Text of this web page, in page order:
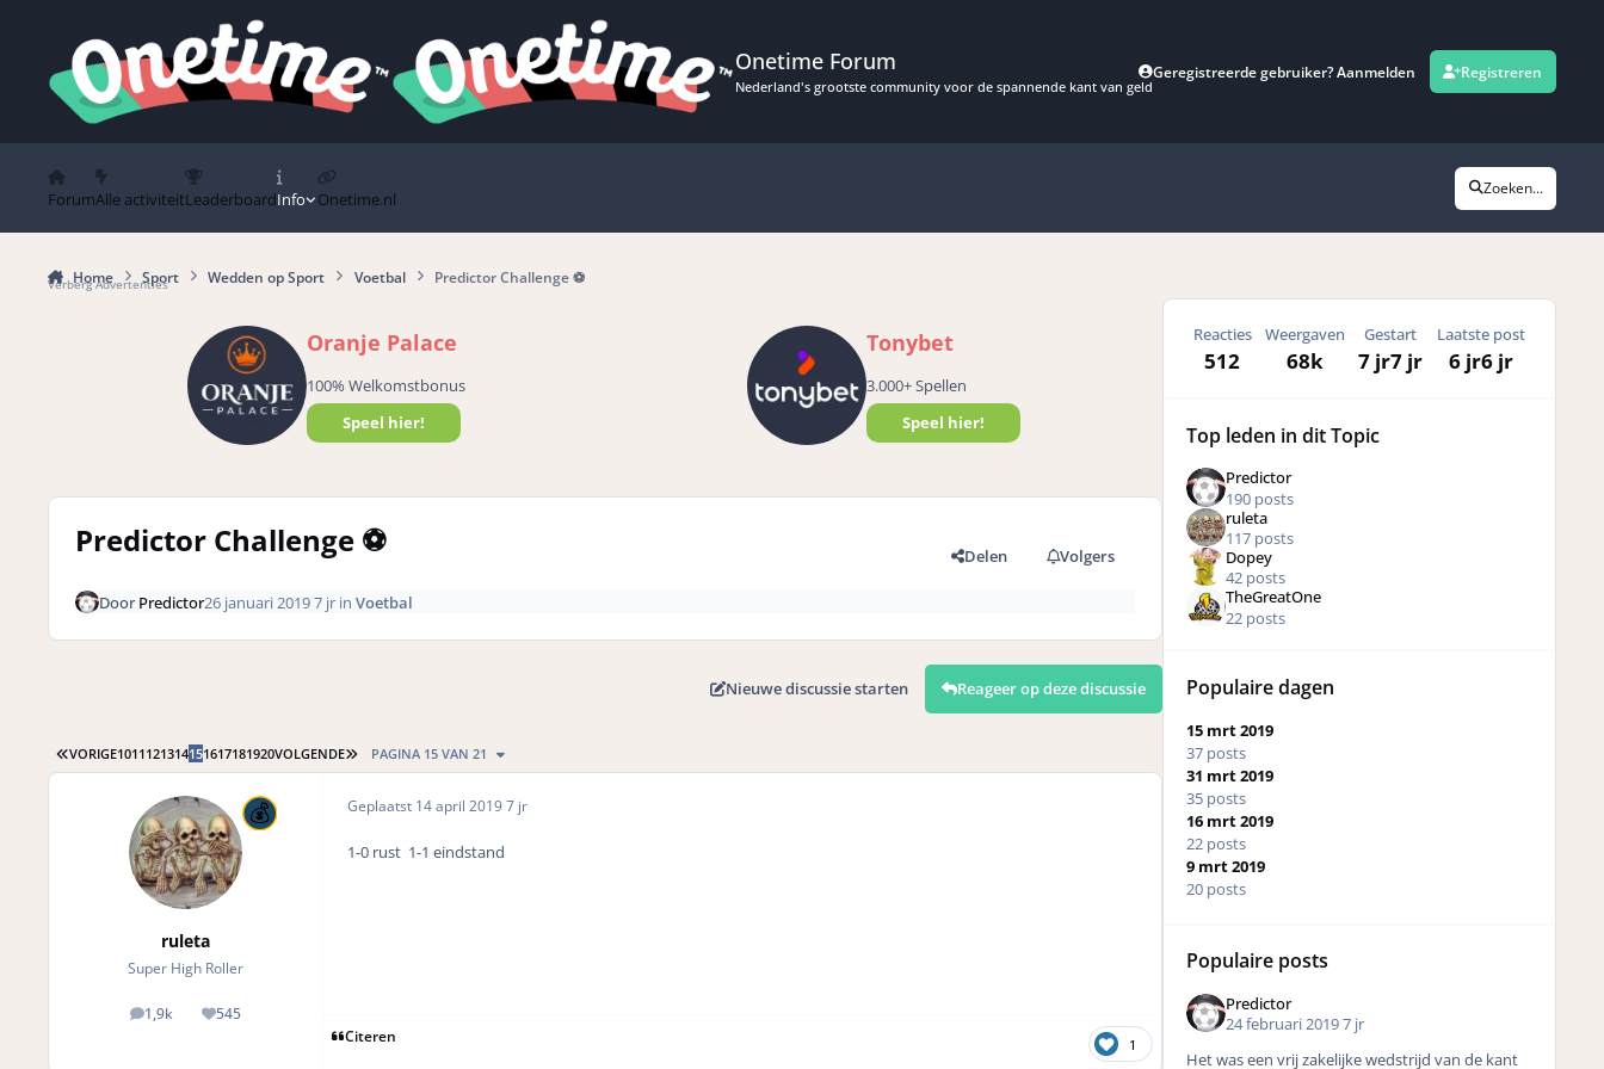
Onetime Forum
Nederland's grootste community voor de spannende kant van geld
Geregistreerde gebruiker? Aanmelden Registreren
ForumAlle activiteitLeaderboardInfo Onetime.nl
Zoeken...
Home Sport Wedden op Sport Voetbal Predictor Challenge ⚽️
Verberg Advertenties
Oranje Palace
100% Welkomstbonus
Speel hier!
Tonybet
3.000+ Spellen
Speel hier!
Predictor Challenge ⚽️ Delen Volgers
DoorPredictor26 januari 20197 jrin Voetbal
Nieuwe discussie starten Reageer op deze discussie
EERSTE PAGINA
VORIGE1011121314151617181920VOLGENDE LAATSTE PAGINA
PAGINA 15 VAN 21
ruleta
Super High Roller
1,9k
posts 545
Reputation
Geplaatst 14 april 20197 jr
1-0 rust 1-1 eindstand
Citeren 1
Reacties
512
Weergaven
68k
Gestart
7 jr7 jr
Laatste post
6 jr6 jr
Top leden in dit Topic
Predictor
190 posts
ruleta
117 posts
Dopey
42 posts
TheGreatOne
22 posts
Populaire dagen
15 mrt 2019
37 posts
31 mrt 2019
35 posts
16 mrt 2019
22 posts
9 mrt 2019
20 posts
Populaire posts
Predictor
24 februari 20197 jr
Het was een vrij zakelijke wedstrijd van de kant